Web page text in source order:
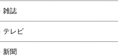
雑誌
テレビ
新聞